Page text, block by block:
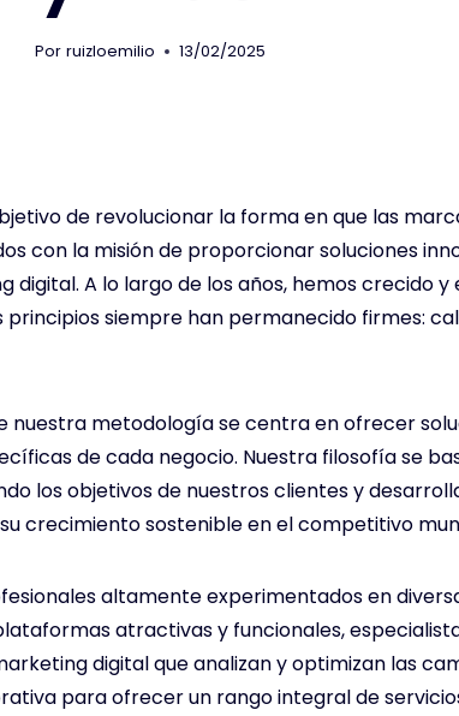
Por ruizloemilio 13/02/2025
de revolucionar la forma en que las
con la misión de proporcionar soluciones
A lo largo de los años, hemos crecido
siempre han permanecido firmes:
nuestra metodología se centra en ofrecer
de cada negocio. Nuestra filosofía se
los objetivos de nuestros clientes y
crecimiento sostenible en el competitivo
altamente experimentados en
atractivas y funcionales,
digital que analizan y optimizan las
para ofrecer un rango integral de